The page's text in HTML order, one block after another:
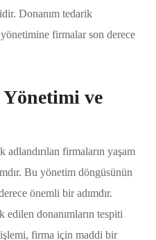
Donanım tedarik
firmalar son derece
Yönetimi ve
firmaların yaşam
Bu yönetim döngüsünün
önemli bir adımdır.
donanımların tespiti
işlemi, firma için maddi bir